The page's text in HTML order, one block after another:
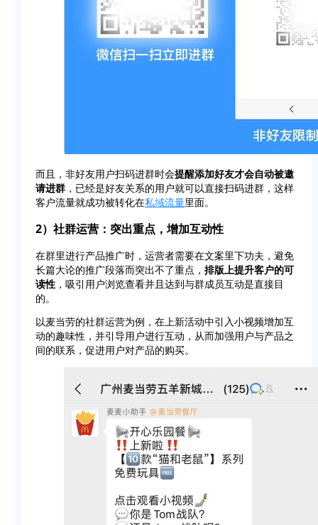
而且，非好友用户扫码进群时会提醒添加好友才会自动被邀
请进群 ，已经是好友关系的用户就可以直接扫码进群，这样
客户流量就成功被转化在私域流量里面。
2）社群运营：突出重点，增加互动性
在群里进行产品推广时，运营者需要在文案里下功夫，避免
长篇大论的推广段落而突出不了重点， 排版上提升客户的可
读性 ，吸引用户浏览查看并且达到与群成员互动是直接目
的。
以麦当劳的社群运营为例，在上新活动中引入小视频增加互
动的趣味性，并引导用户进行互动，从而加强用户与产品之
间的联系，促进用户对产品的购买。